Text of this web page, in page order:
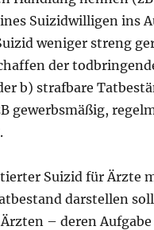
Suizidwilligen ins
weniger streng
der
b) strafbare
gewerbsmäßig,
Suizid für Ärzte
darstellen
– deren Aufgabe